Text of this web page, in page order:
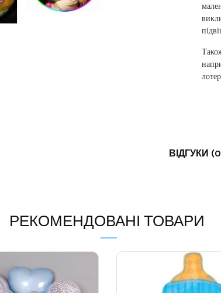
ВІДГУКИ
РЕКОМЕНДОВАНІ ТОВАРИ